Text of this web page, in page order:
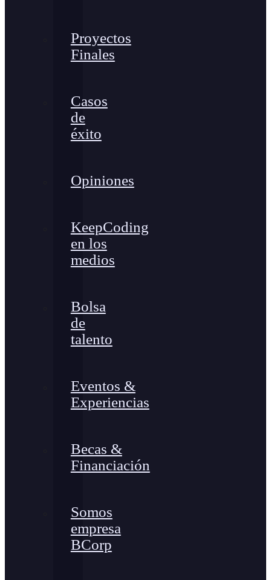
Proyectos
Finales
Casos
de
éxito
Opiniones
KeepCoding
en los
medios
Bolsa
de
talento
Eventos &
Experiencias
Becas &
Financiación
Somos
empresa
BCorp